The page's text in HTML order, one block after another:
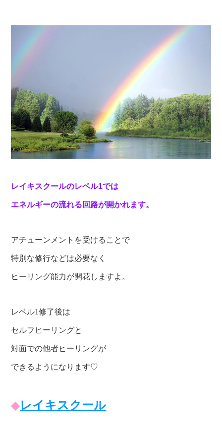
レイキスクールのレベル1では
エネルギーの流れる回路が開かれます。
アチューンメントを受けることで
特別な修行などは必要なく
ヒーリング能力が開花しますよ。
レベル1修了後は
セルフヒーリングと
対面での他者ヒーリングが
できるようになります♡
◆レイキスクール